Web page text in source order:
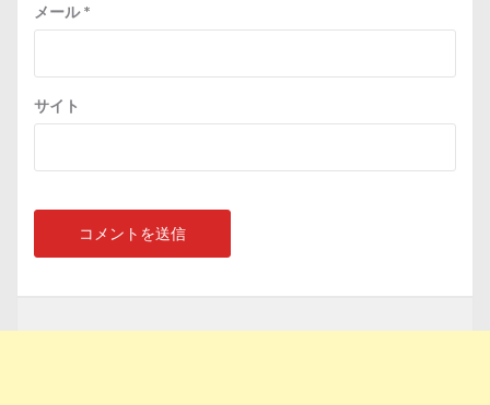
メール*
サイト